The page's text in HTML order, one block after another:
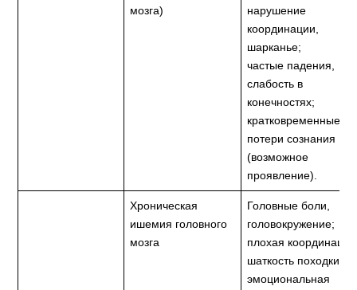
мозга)
нарушение
координации,
шарканье;
частые падения,
слабость в
конечностях;
кратковременные
потери сознания
(возможное
проявление).
Хроническая
ишемия головного
мозга
Головные боли,
головокружение;
плохая
шаткость походки;
эмоциональная